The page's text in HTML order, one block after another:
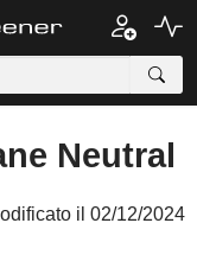
Neutral
il 02/12/2024